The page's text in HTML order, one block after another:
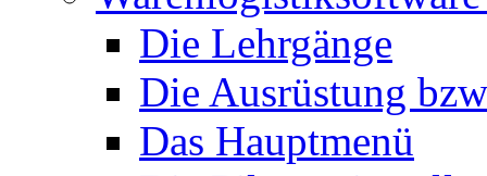
Die Lehrgänge
Die Ausrüstung
Das Hauptmenü